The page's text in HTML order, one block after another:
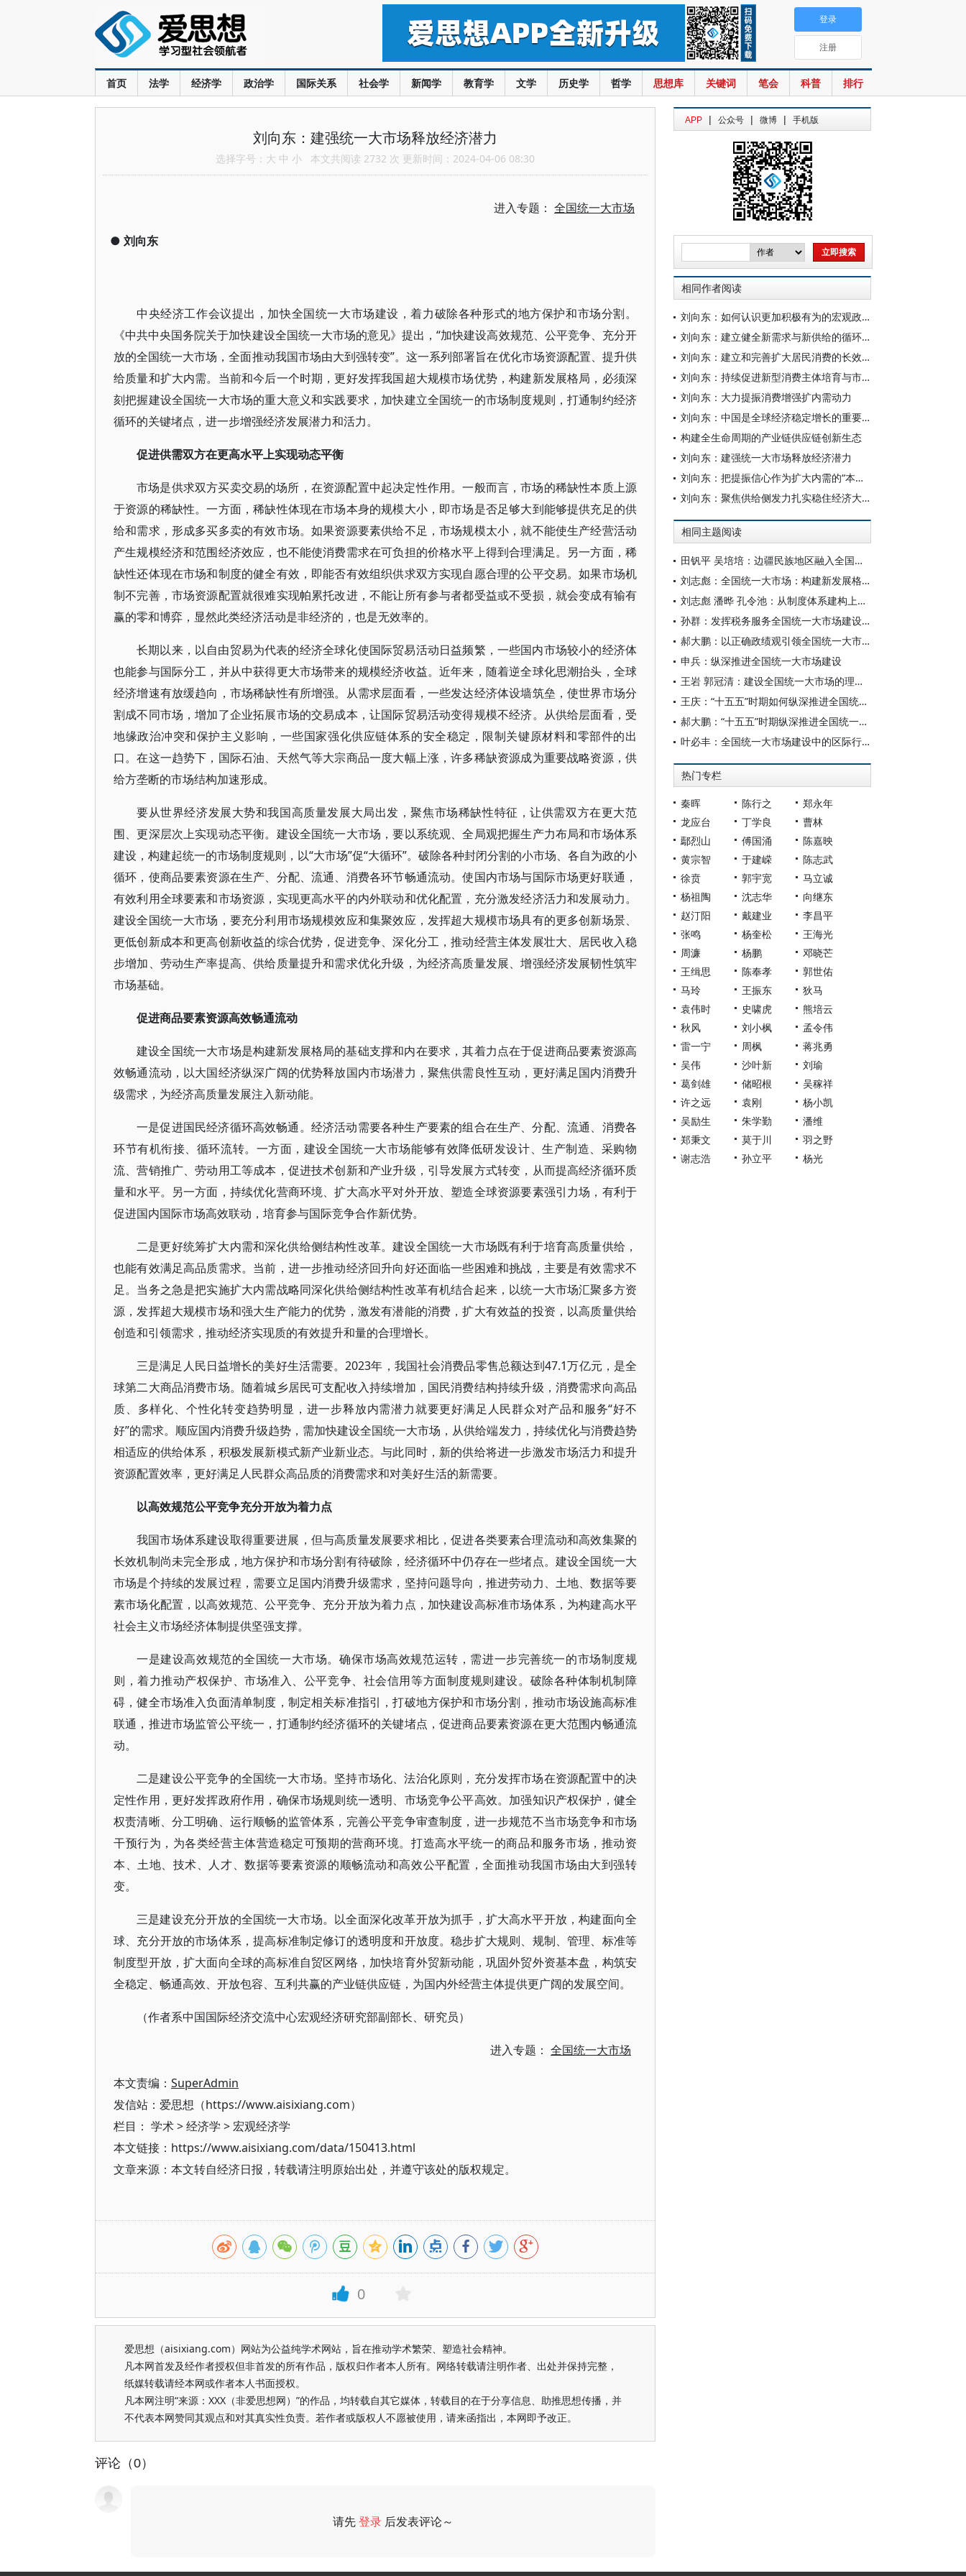
首页 法学 经济学 政治学 国际关系 社会学 新闻学 教育学 文学 历史学 哲学 思想库 关键词 笔会 科普 排行
登录
注册
刘向东：建强统一大市场释放经济潜力
选择字号： 大 中 小 本文共阅读 2732 次 更新时间：2024-04-06 08:30
进入专题： 全国统一大市场
● 刘向东
中央经济工作会议提出，加快全国统一大市场建设，着力破除各种形式的地方保护和市场分割。
《中共中央国务院关于加快建设全国统一大市场的意见》提出，“加快建设高效规范、公平竞争、充分开
放的全国统一大市场，全面推动我国市场由大到强转变”。这一系列部署旨在优化市场资源配置、提升供
给质量和扩大内需。当前和今后一个时期，更好发挥我国超大规模市场优势，构建新发展格局，必须深
刻把握建设全国统一大市场的重大意义和实践要求，加快建立全国统一的市场制度规则，打通制约经济
循环的关键堵点，进一步增强经济发展潜力和活力。
促进供需双方在更高水平上实现动态平衡
市场是供求双方买卖交易的场所，在资源配置中起决定性作用。一般而言，市场的稀缺性本质上源
于资源的稀缺性。一方面，稀缺性体现在市场本身的规模大小，即市场是否足够大到能够提供充足的供
给和需求，形成多买多卖的有效市场。如果资源要素供给不足，市场规模太小，就不能使生产经营活动
产生规模经济和范围经济效应，也不能使消费需求在可负担的价格水平上得到合理满足。另一方面，稀
缺性还体现在市场和制度的健全有效，即能否有效组织供求双方实现自愿合理的公平交易。如果市场机
制不完善，市场资源配置就很难实现帕累托改进，不能让所有参与者都受益或不受损，就会变成有输有
赢的零和博弈，显然此类经济活动是非经济的，也是无效率的。
长期以来，以自由贸易为代表的经济全球化使国际贸易活动日益频繁，一些国内市场较小的经济体
也能参与国际分工，并从中获得更大市场带来的规模经济收益。近年来，随着逆全球化思潮抬头，全球
经济增速有放缓趋向，市场稀缺性有所增强。从需求层面看，一些发达经济体设墙筑垒，使世界市场分
割成不同市场，增加了企业拓展市场的交易成本，让国际贸易活动变得规模不经济。从供给层面看，受
地缘政治冲突和保护主义影响，一些国家强化供应链体系的安全稳定，限制关键原材料和零部件的出
口。在这一趋势下，国际石油、天然气等大宗商品一度大幅上涨，许多稀缺资源成为重要战略资源，供
给方垄断的市场结构加速形成。
要从世界经济发展大势和我国高质量发展大局出发，聚焦市场稀缺性特征，让供需双方在更大范
围、更深层次上实现动态平衡。建设全国统一大市场，要以系统观、全局观把握生产力布局和市场体系
建设，构建起统一的市场制度规则，以“大市场”促“大循环”。破除各种封闭分割的小市场、各自为政的小
循环，使商品要素资源在生产、分配、流通、消费各环节畅通流动。使国内市场与国际市场更好联通，
有效利用全球要素和市场资源，实现更高水平的内外联动和优化配置，充分激发经济活力和发展动力。
建设全国统一大市场，要充分利用市场规模效应和集聚效应，发挥超大规模市场具有的更多创新场景、
更低创新成本和更高创新收益的综合优势，促进竞争、深化分工，推动经营主体发展壮大、居民收入稳
步增加、劳动生产率提高、供给质量提升和需求优化升级，为经济高质量发展、增强经济发展韧性筑牢
市场基础。
促进商品要素资源高效畅通流动
建设全国统一大市场是构建新发展格局的基础支撑和内在要求，其着力点在于促进商品要素资源高
效畅通流动，以大国经济纵深广阔的优势释放国内市场潜力，聚焦供需良性互动，更好满足国内消费升
级需求，为经济高质量发展注入新动能。
一是促进国民经济循环高效畅通。经济活动需要各种生产要素的组合在生产、分配、流通、消费各
环节有机衔接、循环流转。一方面，建设全国统一大市场能够有效降低研发设计、生产制造、采购物
流、营销推广、劳动用工等成本，促进技术创新和产业升级，引导发展方式转变，从而提高经济循环质
量和水平。另一方面，持续优化营商环境、扩大高水平对外开放、塑造全球资源要素强引力场，有利于
促进国内国际市场高效联动，培育参与国际竞争合作新优势。
二是更好统筹扩大内需和深化供给侧结构性改革。建设全国统一大市场既有利于培育高质量供给，
也能有效满足高品质需求。当前，进一步推动经济回升向好还面临一些困难和挑战，主要是有效需求不
足。当务之急是把实施扩大内需战略同深化供给侧结构性改革有机结合起来，以统一大市场汇聚多方资
源，发挥超大规模市场和强大生产能力的优势，激发有潜能的消费，扩大有效益的投资，以高质量供给
创造和引领需求，推动经济实现质的有效提升和量的合理增长。
三是满足人民日益增长的美好生活需要。2023年，我国社会消费品零售总额达到47.1万亿元，是全
球第二大商品消费市场。随着城乡居民可支配收入持续增加，国民消费结构持续升级，消费需求向高品
质、多样化、个性化转变趋势明显，进一步释放内需潜力就要更好满足人民群众对产品和服务“好不
好”的需求。顺应国内消费升级趋势，需加快建设全国统一大市场，从供给端发力，持续优化与消费趋势
相适应的供给体系，积极发展新模式新产业新业态。与此同时，新的供给将进一步激发市场活力和提升
资源配置效率，更好满足人民群众高品质的消费需求和对美好生活的新需要。
以高效规范公平竞争充分开放为着力点
我国市场体系建设取得重要进展，但与高质量发展要求相比，促进各类要素合理流动和高效集聚的
长效机制尚未完全形成，地方保护和市场分割有待破除，经济循环中仍存在一些堵点。建设全国统一大
市场是个持续的发展过程，需要立足国内消费升级需求，坚持问题导向，推进劳动力、土地、数据等要
素市场化配置，以高效规范、公平竞争、充分开放为着力点，加快建设高标准市场体系，为构建高水平
社会主义市场经济体制提供坚强支撑。
一是建设高效规范的全国统一大市场。确保市场高效规范运转，需进一步完善统一的市场制度规
则，着力推动产权保护、市场准入、公平竞争、社会信用等方面制度规则建设。破除各种体制机制障
碍，健全市场准入负面清单制度，制定相关标准指引，打破地方保护和市场分割，推动市场设施高标准
联通，推进市场监管公平统一，打通制约经济循环的关键堵点，促进商品要素资源在更大范围内畅通流
动。
二是建设公平竞争的全国统一大市场。坚持市场化、法治化原则，充分发挥市场在资源配置中的决
定性作用，更好发挥政府作用，确保市场规则统一透明、市场竞争公平高效。加强知识产权保护，健全
权责清晰、分工明确、运行顺畅的监管体系，完善公平竞争审查制度，进一步规范不当市场竞争和市场
干预行为，为各类经营主体营造稳定可预期的营商环境。打造高水平统一的商品和服务市场，推动资
本、土地、技术、人才、数据等要素资源的顺畅流动和高效公平配置，全面推动我国市场由大到强转
变。
三是建设充分开放的全国统一大市场。以全面深化改革开放为抓手，扩大高水平开放，构建面向全
球、充分开放的市场体系，提高标准制定修订的透明度和开放度。稳步扩大规则、规制、管理、标准等
制度型开放，扩大面向全球的高标准自贸区网络，加快培育外贸新动能，巩固外贸外资基本盘，构筑安
全稳定、畅通高效、开放包容、互利共赢的产业链供应链，为国内外经营主体提供更广阔的发展空间。
（作者系中国国际经济交流中心宏观经济研究部副部长、研究员）
进入专题： 全国统一大市场
本文责编： SuperAdmin
发信站：爱思想（https://www.aisixiang.com）
栏目： 学术>经济学 >宏观经济学
本文链接：https://www.aisixiang.com/data/150413.html
文章来源：本文转自经济日报，转载请注明原始出处，并遵守该处的版权规定。
0
爱思想（aisixiang.com）网站为公益纯学术网站，旨在推动学术繁荣、塑造社会精神。
凡本网首发及经作者授权但非首发的所有作品，版权归作者本人所有。网络转载请注明作者、出处并保持完整，
纸媒转载请经本网或作者本人书面授权。
凡本网注明“来源：XXX（非爱思想网）”的作品，均转载自其它媒体，转载目的在于分享信息、助推思想传播，并
不代表本网赞同其观点和对其真实性负责。若作者或版权人不愿被使用，请来函指出，本网即予改正。
评论（0）
请先登录 后发表评论～
APP | 公众号 | 微博 | 手机版
相同作者阅读
刘向东：如何认识更加积极有为的宏观政策
刘向东：建立健全新需求与新供给的循环机制
刘向东：建立和完善扩大居民消费的长效机制
刘向东：持续促进新型消费主体培育与市场循环机制创新
刘向东：大力提振消费增强扩内需动力
刘向东：中国是全球经济稳定增长的重要引擎
构建全生命周期的产业链供应链创新生态
刘向东：建强统一大市场释放经济潜力
刘向东：把提振信心作为扩大内需的“本手棋”
刘向东：聚焦供给侧发力扎实稳住经济大盘
相同主题阅读
田钒平 吴培培：边疆民族地区融入全国统一大市场的差别化支持与统一市场规则的法治协同研究
刘志彪：全国统一大市场：构建新发展格局的基础支撑
刘志彪 潘晔 孔令池：从制度体系建构上纵深推进全国统一大市场建设——基于“一个条例、两张清单、三项制度”的系统性经济治理研究
孙群：发挥税务服务全国统一大市场建设的作用
郝大鹏：以正确政绩观引领全国统一大市场建设
申兵：纵深推进全国统一大市场建设
王岩 郭冠清：建设全国统一大市场的理论基础、历史演进和实践路径
王庆：“十五五”时期如何纵深推进全国统一大市场建设
郝大鹏：“十五五”时期纵深推进全国统一大市场建设的着力点
叶必丰：全国统一大市场建设中的区际行政互认
热门专栏
秦晖 陈行之
郑永年
龙应台
丁学良
曹林
鄢烈山
傅国涌
陈嘉映
黄宗智
于建嵘
陈志武
徐贲
郭宇宽
马立诚
杨祖陶
沈志华
向继东
赵汀阳
戴建业
李昌平
张鸣
杨奎松
王海光
周濂
杨鹏
邓晓芒
王缉思
陈奉孝
郭世佑
马玲
王振东
狄马
袁伟时
史啸虎
熊培云
秋风
刘小枫
孟令伟
雷一宁
周枫
蒋兆勇
吴伟
沙叶新
刘瑜
葛剑雄
储昭根
吴稼祥
许之远
袁刚
杨小凯
吴励生
朱学勤
潘维
郑秉文
莫于川
羽之野
谢志浩
孙立平 杨光